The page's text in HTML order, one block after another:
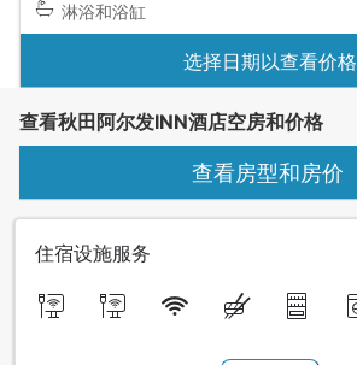
淋浴和浴缸
选择日期以查看价格
查看秋田阿尔发INN酒店空房和价格
查看房型和房价
住宿设施服务